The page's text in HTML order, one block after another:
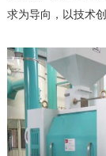
求为导向，以技术创